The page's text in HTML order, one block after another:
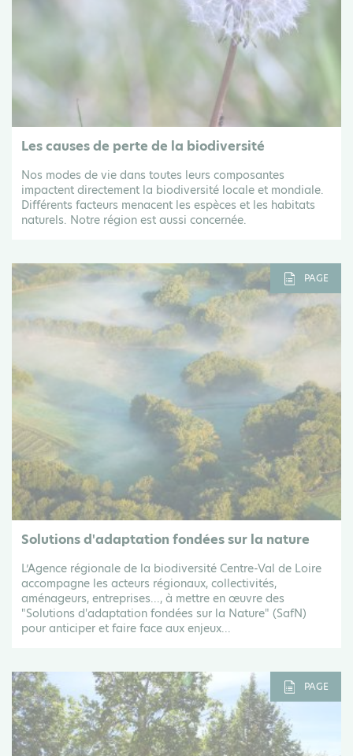
Les causes de perte de la biodiversité
Nos modes de vie dans toutes leurs composantes
impactent directement la biodiversité locale et mondiale.
Différents facteurs menacent les espèces et les habitats
naturels. Notre région est aussi concernée.
PAGE
Solutions d'adaptation fondées sur la nature
L’Agence régionale de la biodiversité Centre-Val de Loire
accompagne les acteurs régionaux, collectivités,
aménageurs, entreprises..., à mettre en œuvre des
"Solutions d'adaptation fondées sur la Nature" (SafN)
pour anticiper et faire face aux enjeux...
PAGE